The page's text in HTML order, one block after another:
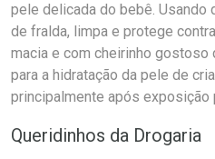
pele delicada do bebê. Usando
de fralda, limpa e protege
macia e com cheirinho gostoso
para a hidratação da pele de
principalmente após exposição
Queridinhos da Drogaria